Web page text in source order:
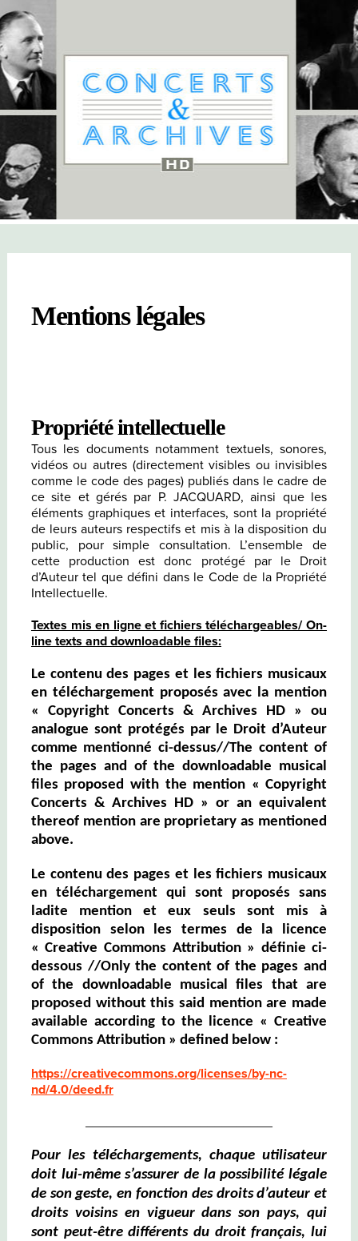
Mentions légales
Propriété intellectuelle
Tous les documents notamment textuels, sonores,
vidéos ou autres (directement visibles ou invisibles
comme le code des pages) publiés dans le cadre de
ce site et gérés par P. JACQUARD, ainsi que les
éléments graphiques et interfaces, sont la propriété
de leurs auteurs respectifs et mis à la disposition du
public, pour simple consultation. L’ensemble de
cette production est donc protégé par le Droit
d’Auteur tel que défini dans le Code de la Propriété
Intellectuelle.
Textes mis en ligne et fichiers téléchargeables/ On-
line texts and downloadable files:
Le contenu des pages et les fichiers musicaux
en téléchargement proposés avec la mention
« Copyright Concerts & Archives HD » ou
analogue sont protégés par le Droit d’Auteur
comme mentionné ci-dessus//The content of
the pages and of the downloadable musical
files proposed with the mention « Copyright
Concerts & Archives HD » or an equivalent
thereof mention are proprietary as mentioned
above.
Le contenu des pages et les fichiers musicaux
en téléchargement qui sont proposés sans
ladite mention et eux seuls sont mis à
disposition selon les termes de la licence
« Creative Commons Attribution » définie ci-
dessous //Only the content of the pages and
of the downloadable musical files that are
proposed without this said mention are made
available according to the licence « Creative
Commons Attribution » defined below :
https://creativecommons.org/licenses/by-nc-
nd/4.0/deed.fr
Pour les téléchargements, chaqueutilisateur
doit lui-même s’assurer de la possibilité légale
de son geste, en fonction des droits d’auteur et
droits voisins en vigueur dans son pays, qui
sont peut-être différents du droitfrançais, lui